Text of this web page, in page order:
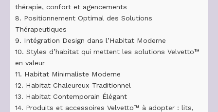
thérapie, confort et agencements
8. Positionnement Optimal des Solutions
Thérapeutiques
9. Intégration Design dans l’Habitat Moderne
10. Styles d’habitat qui mettent les solutions Velvetto™
en valeur
11. Habitat Minimaliste Moderne
12. Habitat Chaleureux Traditionnel
13. Habitat Contemporain Élégant
14. Produits et accessoires Velvetto™ à adopter : lits,